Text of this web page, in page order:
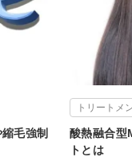
毛強制
トリートメ
酸熱融合型
トとは